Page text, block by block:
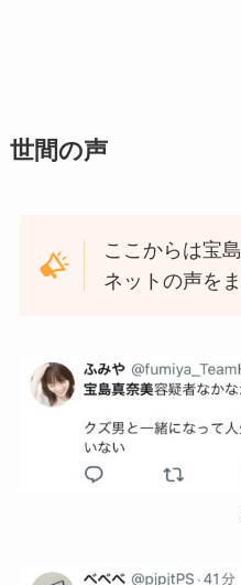
世間の声
ここからは宝
ネットの声を